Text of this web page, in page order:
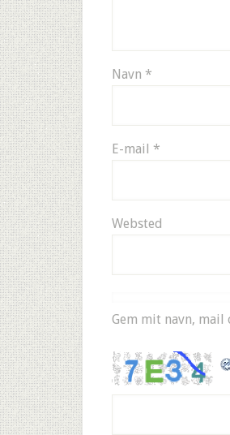
Navn *
E-mail *
Websted
Gem mit navn,